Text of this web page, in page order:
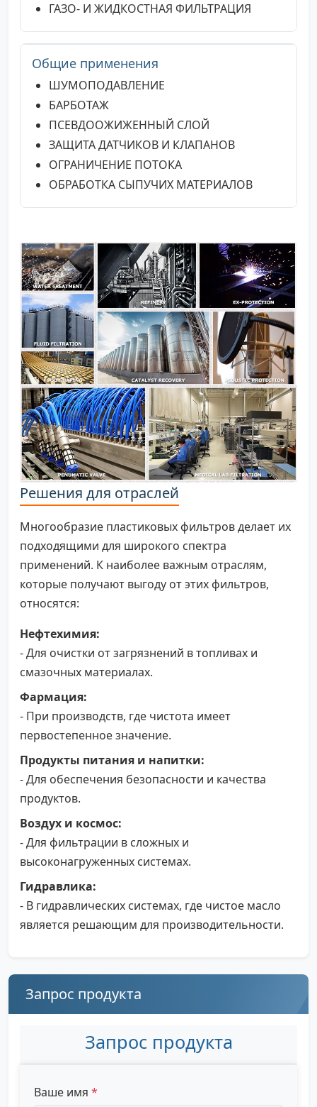
ГАЗО- И ЖИДКОСТНАЯ ФИЛЬТРАЦИЯ
Общие применения
ШУМОПОДАВЛЕНИЕ
БАРБОТАЖ
ПСЕВДООЖИЖЕННЫЙ СЛОЙ
ЗАЩИТА ДАТЧИКОВ И КЛАПАНОВ
ОГРАНИЧЕНИЕ ПОТОКА
ОБРАБОТКА СЫПУЧИХ МАТЕРИАЛОВ
Решения для отраслей
Многообразие пластиковых фильтров делает их
подходящими для широкого спектра
применений. К наиболее важным отраслям,
которые получают выгоду от этих фильтров,
относятся:
Нефтехимия:
- Для очистки от загрязнений в топливах и
смазочных материалах.
Фармация:
- При производств, где чистота имеет
первостепенное значение.
Продукты питания и напитки:
- Для обеспечения безопасности и качества
продуктов.
Воздух и космос:
- Для фильтрации в сложных и
высоконагруженных системах.
Гидравлика:
- В гидравлических системах, где чистое масло
является решающим для производительности.
Запрос продукта
Запрос продукта
Ваше имя *